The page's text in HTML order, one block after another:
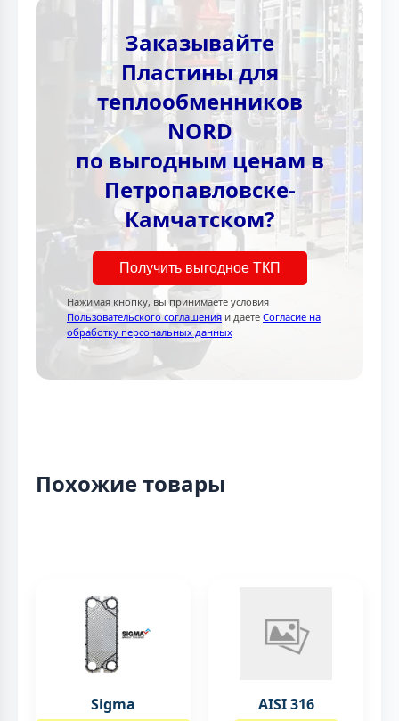
Заказывайте
Пластины для
теплообменников
NORD
по выгодным ценам в
Петропавловске-
Камчатском?
Получить выгодное ТКП
Нажимая кнопку, вы принимаете условия
Пользовательского соглашения и даете Согласие на
обработку персональных данных
Похожие товары
Sigma AISI 316